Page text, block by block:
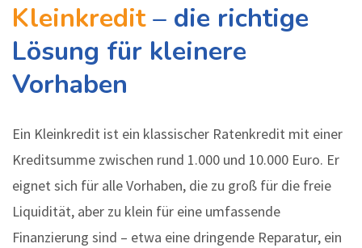
Kleinkredit– die richtige
Lösung für kleinere
Vorhaben
Ein Kleinkredit ist ein klassischer Ratenkredit mit einer
Kreditsumme zwischen rund 1.000 und 10.000 Euro. Er
eignet sich für alle Vorhaben, die zu groß für die freie
Liquidität, aber zu klein für eine umfassende
Finanzierung sind – etwa eine dringende Reparatur, ein